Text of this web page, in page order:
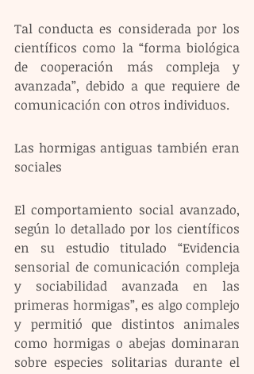
Tal conducta es considerada por los
científicos como la “forma biológica
de cooperación más compleja y
avanzada”, debido a que requiere de
comunicación con otros individuos.
Las hormigas antiguas también eran
sociales
El comportamiento social avanzado,
según lo detallado por los científicos
en su estudio titulado “Evidencia
sensorial de comunicación compleja
y sociabilidad avanzada en las
primeras hormigas”, es algo complejo
y permitió que distintos animales
como hormigas o abejas dominaran
sobre especies solitarias durante el